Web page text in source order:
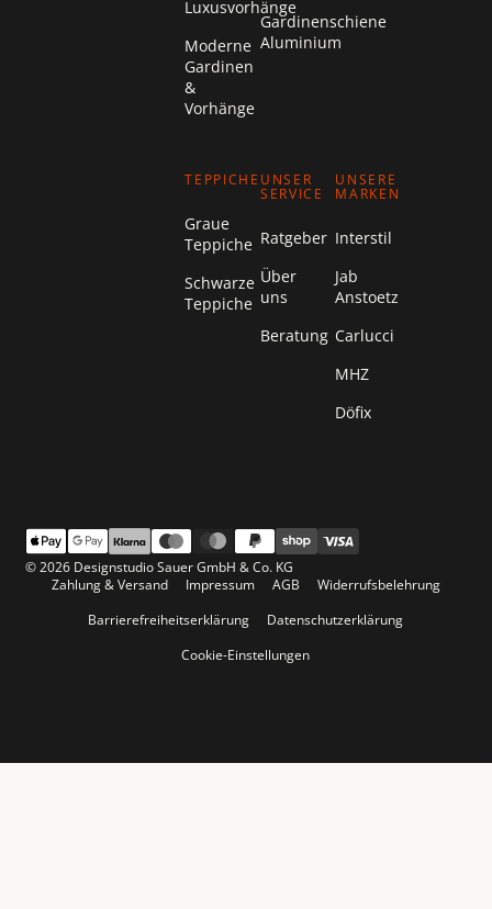
Luxusvorhänge
Moderne
Gardinen
&
Vorhänge
Gardinenschiene
Aluminium
TEPPICHE
Graue
Teppiche
Schwarze
Teppiche
UNSER
SERVICE
Ratgeber
Über
uns
Beratung
UNSERE
MARKEN
Interstil
Jab
Anstoetz
Carlucci
MHZ
Döfix
© 2026 Designstudio Sauer GmbH & Co. KG
Zahlung & Versand
Impressum AGB
Widerrufsbelehrung
Barrierefreiheitserklärung
Datenschutzerklärung
Cookie-Einstellungen